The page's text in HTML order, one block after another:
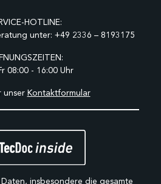
HOTLINE:
unter: +49 2336 – 8193175
08:00 - 16:00 Uhr
unser Kontaktformular
insbesondere die gesamte